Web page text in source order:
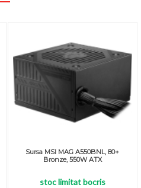
Sursa MSI MAG A550BNL, 80+
Bronze, 550W ATX
stoc limitat bocris